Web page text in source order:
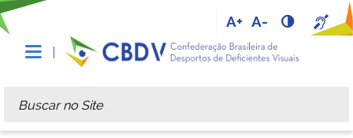
A+ A-
Busca
Busca Avançada…